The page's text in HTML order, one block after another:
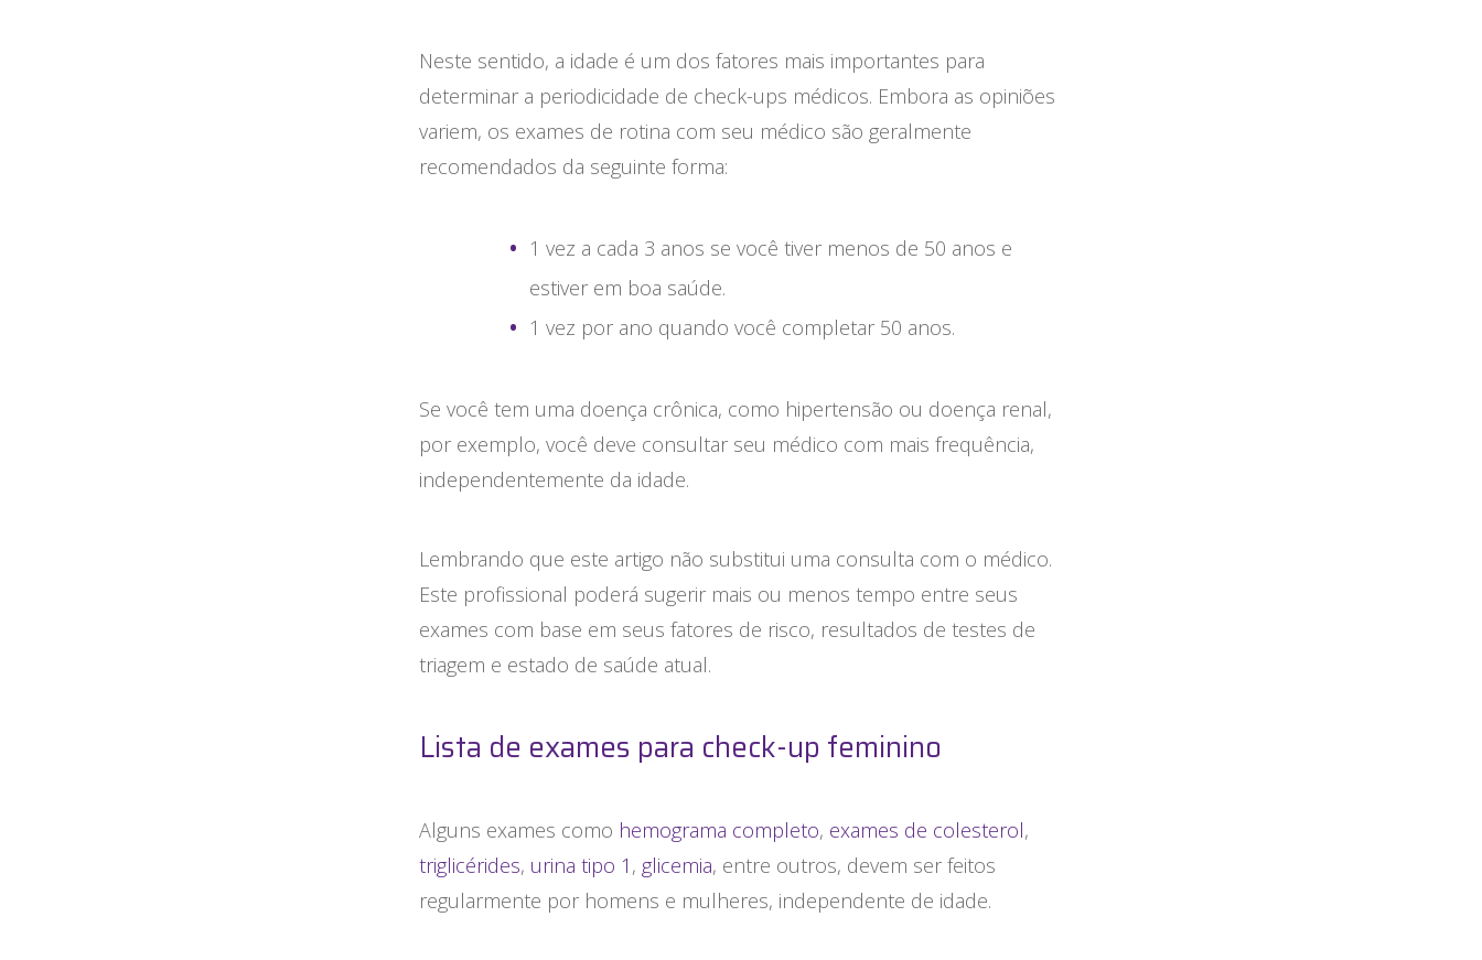
Neste sentido, a idade é um dos fatores mais importantes para
determinar a periodicidade de check-ups médicos. Embora as opiniões
variem, os exames de rotina com seu médico são geralmente
recomendados da seguinte forma:
1 vez a cada 3 anos se você tiver menos de 50 anos e
estiver em boa saúde.
1 vez por ano quando você completar 50 anos.
Se você tem uma doença crônica, como hipertensão ou doença renal,
por exemplo, você deve consultar seu médico com mais frequência,
independentemente da idade.
Lembrando que este artigo não substitui uma consulta com o médico.
Este profissional poderá sugerir mais ou menos tempo entre seus
exames com base em seus fatores de risco, resultados de testes de
triagem e estado de saúde atual.
Lista de exames para check-up feminino
Alguns exames como hemograma completo, exames de colesterol,
triglicérides, urina tipo 1 , glicemia, entre outros, devem ser feitos
regularmente por homens e mulheres, independente de idade.